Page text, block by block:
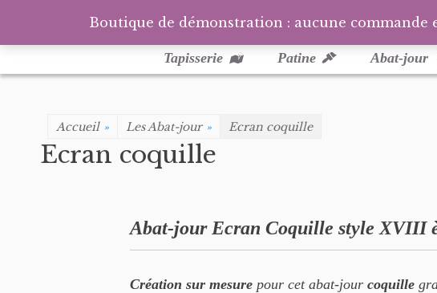
au
Tapisserie Patine Abat-jour
Accueil » Les Abat-jour » Ecran coquille
Ecran coquille
Abat-jour Ecran Coquille style XVIII
Création sur mesure pour cet abat-jour coquille
Boutique de démonstration : aucune